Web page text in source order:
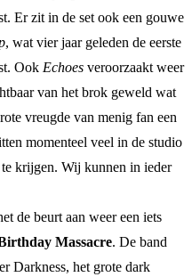
Er zit in de set ook een gouwe
, wat vier jaar geleden de eerste
Ook Echoes veroorzaakt weer
van het brok geweld wat
vreugde van menig fan een
momenteel veel in de studio
krijgen. Wij kunnen in ieder
de beurt aan weer een iets
Massacre. De band
Darkness, het grote dark